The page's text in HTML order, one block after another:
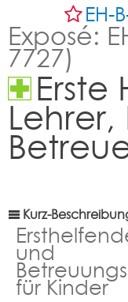
EH-
Exposé:
7727)
Erste
Lehrer,
Kurz-
und
für Kinder